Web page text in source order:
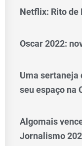
Netflix: Rito de
Oscar 2022:
Uma sertaneja
seu espaço na
Algomais
Jornalismo